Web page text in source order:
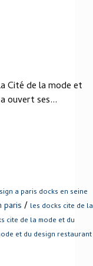
Cité de la mode et
ouvert ses...
a paris docks en seine
paris / les docks cite de la
cite de la mode et du
et du design restaurant